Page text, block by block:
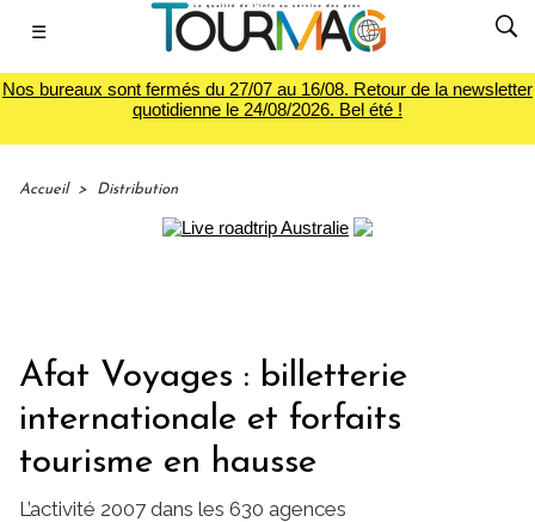
☰
Nos bureaux sont fermés du 27/07 au 16/08. Retour de la newsletter
quotidienne le 24/08/2026. Bel été !
Accueil > Distribution
Afat Voyages : billetterie
internationale et forfaits
tourisme en hausse
L’activité 2007 dans les 630 agences